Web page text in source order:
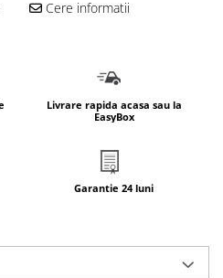
Cere informatii
Livrare rapida acasa sau la
EasyBox
Garantie 24 luni